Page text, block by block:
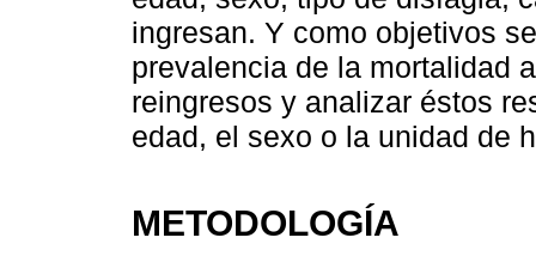
ingresan. Y como objetivos
prevalencia de la mortalidad
reingresos y analizar éstos
edad, el sexo o la unidad de
METODOLOGÍA